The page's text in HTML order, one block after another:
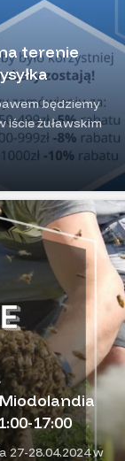
terenie
będziemy
iście żuławskim
17:00
27-28.04.2024 w